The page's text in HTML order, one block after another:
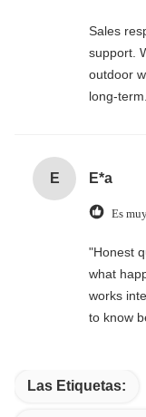
Sales
support.
outdoor
long-term.
E E*a
Es
"Honest
what
works
to know
Las Etiquetas: